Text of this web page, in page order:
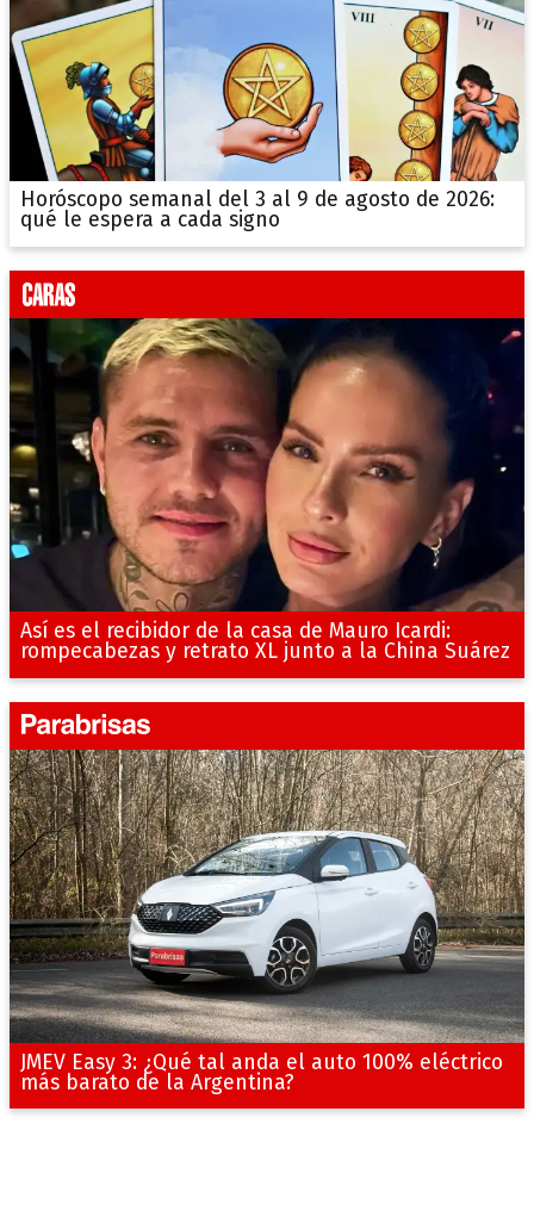
Horóscopo semanal del 3 al 9 de agosto de 2026:
qué le espera a cada signo
Así es el recibidor de la casa de Mauro Icardi:
rompecabezas y retrato XL junto a la China Suárez
JMEV Easy 3: ¿Qué tal anda el auto 100% eléctrico
más barato de la Argentina?